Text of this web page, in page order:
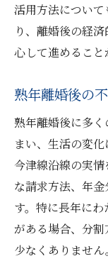
活用方法につい
り、離婚後の経
心して進めること
熟年離婚後の
熟年離婚後に多
まい、生活の変
今津線沿線の実
な請求方法、年
す。特に長年に
がある場合、分
少なくありません。